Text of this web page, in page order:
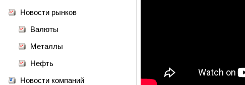
Новости рынков
Валюты
Металлы
Нефть
Новости компаний